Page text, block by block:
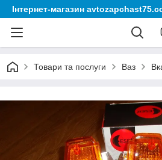
Інтернет-магазин
Товари та послуги Ваз